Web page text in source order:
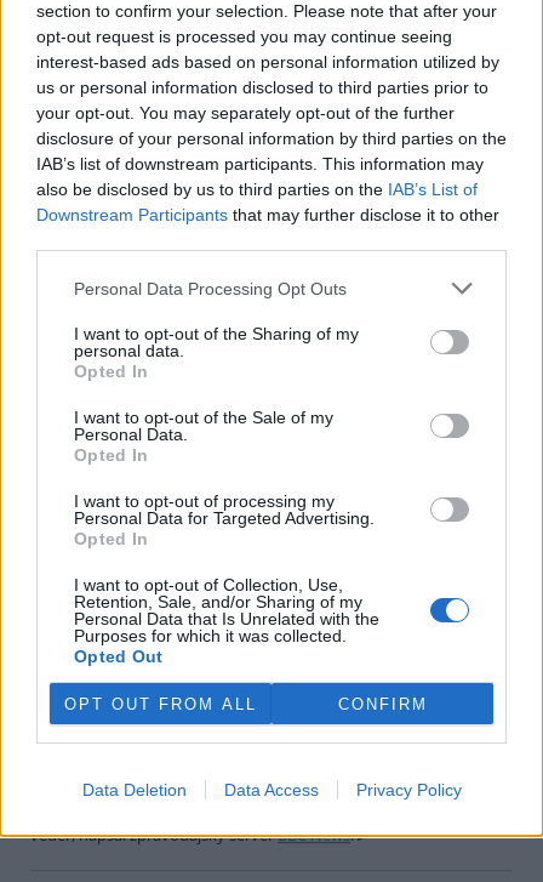
section to confirm your selection. Please note that after your
opt-out request is processed you may continue seeing
interest-based ads based on personal information utilized by
us or personal information disclosed to third parties prior to
your opt-out. You may separately opt-out of the further
disclosure of your personal information by third parties on the
IAB’s list of downstream participants. This information may
also be disclosed by us to third parties on the IAB’s List of
Downstream Participants that may further disclose it to other
Personal Data Processing Opt Outs
I want to opt-out of the Sharing of my
personal data.
Opted In
I want to opt-out of the Sale of my
Personal Data.
Opted In
I want to opt-out of processing my
Personal Data for Targeted Advertising.
Opted In
I want to opt-out of Collection, Use,
Retention, Sale, and/or Sharing of my
Personal Data that Is Unrelated with the
Purposes for which it was collected.
Opted Out
OPT OUT FROM ALL CONFIRM
Data Deletion Data Access Privacy Policy
Obce dostanou od ministerstva 300 milionů korun na
opravu nebo výstavbu vodních nádrží
4.8.2026 13:09 (ČTK)
Diskuse: 3
Obce dostanou od
ministerstva zemědělství
(MZe) 300 milionů korun na
opravu, výstavbu nebo
odbahnění malých vodních
nádrží. Žádost o dotace mohou podávat od 7. září do 7. října.
Hospodářským zvířatům pomáhají při vedrech remízky
4.8.2026 12:52 (ČTK)
teplotách ochlazují v
remízkách i kamenných stájích.
vedrech je nechávají uvnitř chladnějších budov. Kvůli suchu
neroste na loukách tráva a zemědělci musí dobytek přikrmovat
zásobami sena na zimu. Vysychají zdroje vody a rostou náklady na
V Japonsku, které bojuje s extrémními vedry, uhynuly
tři lvice, píše BBC News
4.8.2026 12:42 (ČTK)
Diskuse: 2
Tři lvice v zoologické zahradě v
japonském Tokiu uhynuly
horka. Japonsko se toto léto
veder, napsal zpravodajský serverBBC News.